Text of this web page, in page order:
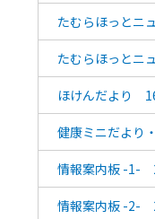
たむらほっと
たむらほっと
ほけんだより
健康ミニだより
情報案内板 -1-
情報案内板 -2-